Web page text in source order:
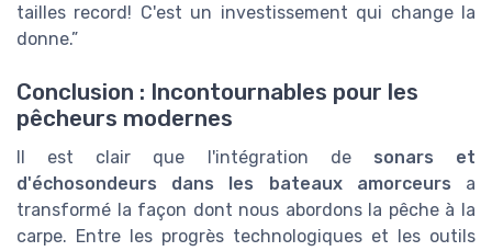
tailles record! C'est un investissement qui change la
donne.”
Conclusion : Incontournables pour les
pêcheurs modernes
Il est clair que l'intégration de sonars et
d'échosondeurs dans les bateaux amorceurs a
transformé la façon dont nous abordons la pêche à la
carpe. Entre les progrès technologiques et les outils